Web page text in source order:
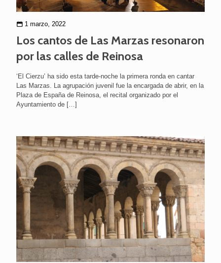
1 marzo, 2022
Los cantos de Las Marzas resonaron
por las calles de Reinosa
‘El Cierzu’ ha sido esta tarde-noche la primera ronda en cantar
Las Marzas. La agrupación juvenil fue la encargada de abrir, en la
Plaza de España de Reinosa, el recital organizado por el
Ayuntamiento de […]